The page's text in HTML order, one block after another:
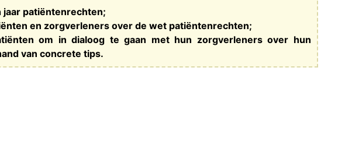
jaar patiëntenrechten;
en zorgverleners over de wet patiëntenrechten;
om in dialoog te gaan met hun zorgverleners over hun
van concrete tips.